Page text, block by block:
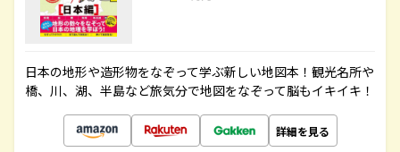
日本の地形や造形物をなぞって学ぶ新しい地図本！観光名所や
橋、川、湖、半島など旅気分で地図をなぞって脳もイキイキ！
詳細を見る